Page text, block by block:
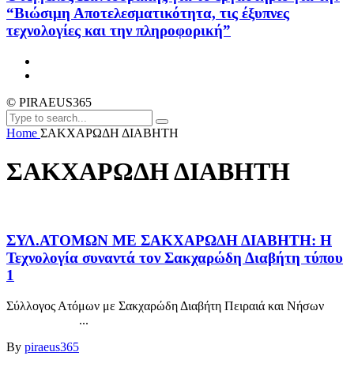
“Βιώσιμη Αποτελεσματικότητα, τις έξυπνες
τεχνολογίες και την πληροφορική”
© PIRAEUS365
Home ΣΑΚΧΑΡΩΔΗ ΔΙΑΒΗΤΗ
ΣΑΚΧΑΡΩΔΗ ΔΙΑΒΗΤΗ
ΣΥΛ.ΑΤΟΜΩΝ ΜΕ ΣΑΚΧΑΡΩΔΗ ΔΙΑΒΗΤΗ: Η
Τεχνολογία συναντά τον Σακχαρώδη Διαβήτη τύπου
1
Σύλλογος Ατόμων με Σακχαρώδη Διαβήτη Πειραιά και Νήσων
...
By piraeus365